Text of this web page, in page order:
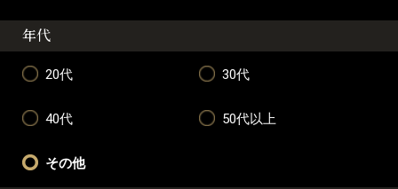
年代
20代 30代
40代 50代以上
その他